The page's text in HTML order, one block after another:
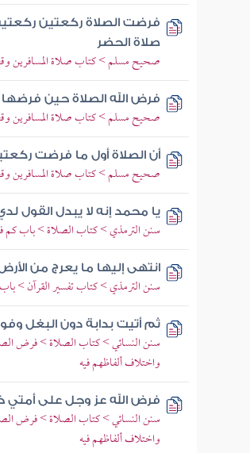
فرضت الصلاة ركعتين
صلاة الحضر
صحيح مسلم > كتاب صلاة المسافرين
فرض الله الصلاة حين
صحيح مسلم > كتاب صلاة المسافرين
أن الصلاة أول ما فرضت
صحيح مسلم > كتاب صلاة المسافرين
يا محمد إنه لا يبدل
سنن الترمذي > كتاب الصلاة > باب كم
انتهى إليها ما يعرج من
سنن الترمذي > كتاب تفسير القرآن >
ثم أتيت بدابة دون البغل
سنن النسائي > كتاب الصلاة > فرض
واختلاف ألفاظهم فيه
فرض الله عز وجل على
سنن النسائي > كتاب الصلاة > فرض
واختلاف ألفاظهم فيه